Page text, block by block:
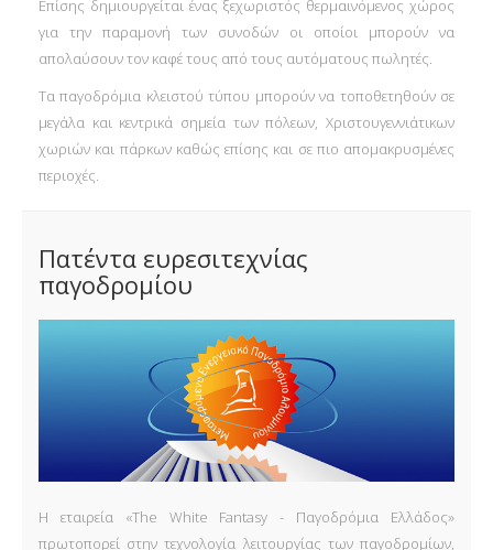
Επίσης δημιουργείται ένας ξεχωριστός θερμαινόμενος χώρος
για την παραμονή των συνοδών οι οποίοι μπορούν να
απολαύσουν τον καφέ τους από τους αυτόματους πωλητές.
Τα παγοδρόμια κλειστού τύπου μπορούν να τοποθετηθούν σε
μεγάλα και κεντρικά σημεία των πόλεων, Χριστουγεννιάτικων
χωριών και πάρκων καθώς επίσης και σε πιο απομακρυσμένες
περιοχές.
Πατέντα ευρεσιτεχνίας
παγοδρομίου
Η εταιρεία «The White Fantasy - Παγοδρόμια Ελλάδος»
πρωτοπορεί στην τεχνολογία λειτουργίας των παγοδρομίων,